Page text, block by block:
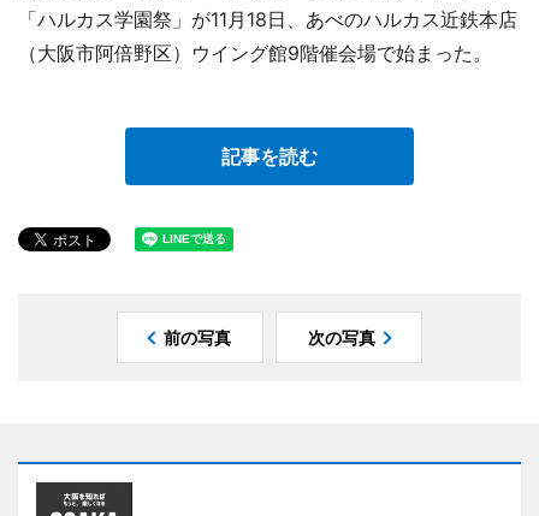
「ハルカス学園祭」が11月18日、あべのハルカス近鉄本店
（大阪市阿倍野区）ウイング館9階催会場で始まった。
記事を読む
前の写真 次の写真